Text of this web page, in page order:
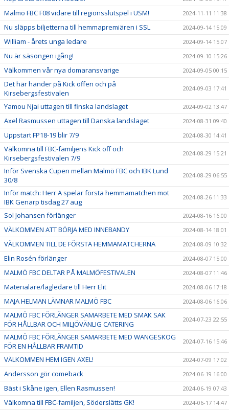
Malmö FBC F08 vidare till regionsslutspel i USM! 2024-11-11 11:38
Nu släpps biljetterna till hemmapremiären i SSL 2024-09-14 15:09
William - årets unga ledare 2024-09-14 15:07
Nu är säsongen igång! 2024-09-10 15:26
Välkommen vår nya domaransvarige 2024-09-05 00:15
Det här händer på Kick offen och på
Kirsebergsfestivalen
2024-09-03 17:41
Yamou Njai uttagen till finska landslaget 2024-09-02 13:47
Axel Rasmussen uttagen till Danska landslaget 2024-08-31 09:40
Uppstart FP18-19 blir 7/9 2024-08-30 14:41
Välkomna till FBC-familjens Kick off och
Kirsebergsfestivalen 7/9
2024-08-29 15:21
Inför Svenska Cupen mellan Malmö FBC och IBK Lund
30/8
2024-08-29 06:55
Inför match: Herr A spelar första hemmamatchen mot
IBK Genarp tisdag 27 aug
2024-08-26 11:33
Sol Johansen förlänger 2024-08-16 16:00
VÄLKOMMEN ATT BÖRJA MED INNEBANDY 2024-08-14 18:01
VÄLKOMMEN TILL DE FÖRSTA HEMMAMATCHERNA 2024-08-09 10:32
Elin Rosén förlänger 2024-08-07 15:00
MALMÖ FBC DELTAR PÅ MALMÖFESTIVALEN 2024-08-07 11:46
Materialare/lagledare till Herr Elit 2024-08-06 17:18
MAJA HELMAN LÄMNAR MALMÖ FBC 2024-08-06 16:06
MALMÖ FBC FÖRLÄNGER SAMARBETE MED SMAK SAK
FÖR HÅLLBAR OCH MILJÖVÄNLIG CATERING
2024-07-23 22:55
MALMÖ FBC FÖRLÄNGER SAMARBETE MED WANGESKOG
FÖR EN HÅLLBAR FRAMTID
2024-07-16 15:46
VÄLKOMMEN HEM IGEN AXEL! 2024-07-09 17:02
Andersson gör comeback 2024-06-19 16:00
Bäst i Skåne igen, Ellen Rasmussen! 2024-06-19 07:43
Välkomna till FBC-familjen, Söderslätts GK! 2024-06-17 14:47